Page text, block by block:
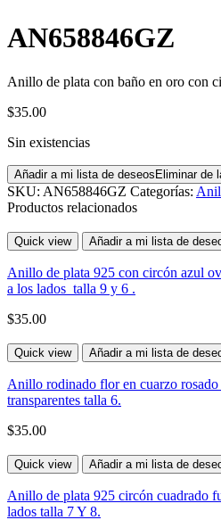
AN658846GZ
Anillo de plata con baño en oro con
$35.00
Sin existencias
Añadir a mi lista de deseos Eliminar de
SKU: AN658846GZ Categorías:
Productos relacionados
Quick view Añadir a mi lista de
Anillo de plata 925 con circón azul
a los lados talla 9 y 6 .
$35.00
Quick view Añadir a mi lista de
Anillo rodinado flor en cuarzo
transparentes talla 6.
$35.00
Quick view Añadir a mi lista de
Anillo de plata 925 circón cuadrado
lados talla 7 Y 8.